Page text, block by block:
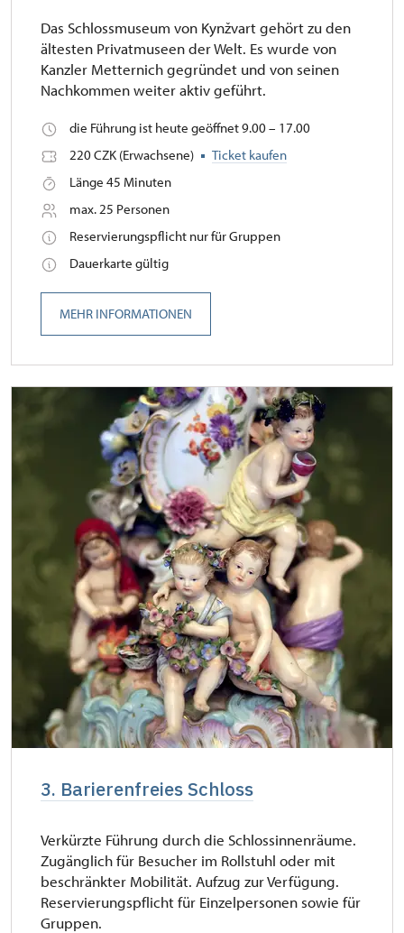
Das Schlossmuseum von Kynžvart gehört zu den
ältesten Privatmuseen der Welt. Es wurde von
Kanzler Metternich gegründet und von seinen
Nachkommen weiter aktiv geführt.
die Führung ist heute geöffnet 9.00 – 17.00
220 CZK (Erwachsene)
Ticket kaufen
Länge 45 Minuten
max. 25 Personen
Reservierungspflicht nur für Gruppen
Dauerkarte gültig
MEHR INFORMATIONEN
3. Barierenfreies Schloss
Verkürzte Führung durch die Schlossinnenräume.
Zugänglich für Besucher im Rollstuhl oder mit
beschränkter Mobilität. Aufzug zur Verfügung.
Reservierungspflicht für Einzelpersonen sowie für
Gruppen.